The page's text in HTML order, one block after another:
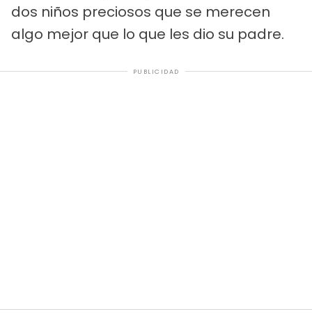
dos niños preciosos que se merecen
algo mejor que lo que les dio su padre.
PUBLICIDAD